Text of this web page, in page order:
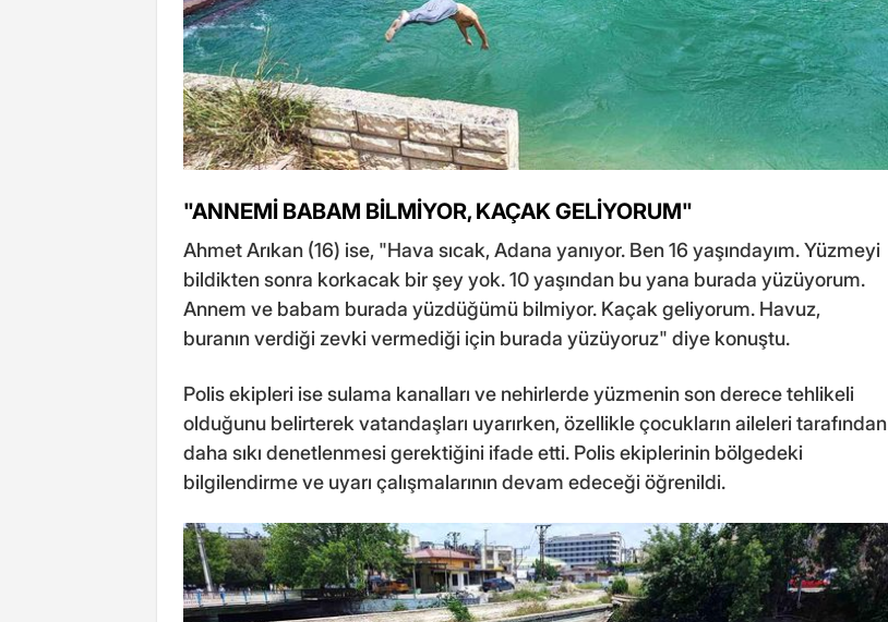
"ANNEMİ BABAM BİLMİYOR, KAÇAK GELİYORUM"
Ahmet Arıkan (16) ise, "Hava sıcak, Adana yanıyor. Ben 16 yaşındayım. Yüzmeyi
bildikten sonra korkacak bir şey yok. 10 yaşından bu yana burada yüzüyorum.
Annem ve babam burada yüzdüğümü bilmiyor. Kaçak geliyorum. Havuz,
buranın verdiği zevki vermediği için burada yüzüyoruz" diye konuştu.
Polis ekipleri ise sulama kanalları ve nehirlerde yüzmenin son derece tehlikeli
olduğunu belirterek vatandaşları uyarırken, özellikle çocukların aileleri tarafından
daha sıkı denetlenmesi gerektiğini ifade etti. Polis ekiplerinin bölgedeki
bilgilendirme ve uyarı çalışmalarının devam edeceği öğrenildi.